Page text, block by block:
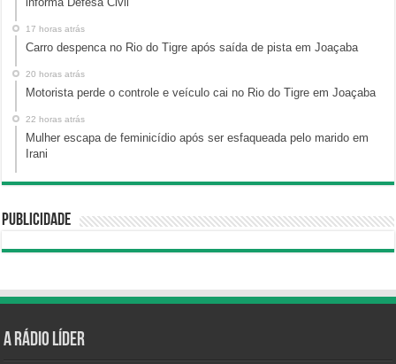
17 horas atrás
Carro despenca no Rio do Tigre após saída de pista em Joaçaba
20 horas atrás
Motorista perde o controle e veículo cai no Rio do Tigre em Joaçaba
22 horas atrás
Mulher escapa de feminicídio após ser esfaqueada pelo marido em
Irani
Publicidade
A Rádio Líder